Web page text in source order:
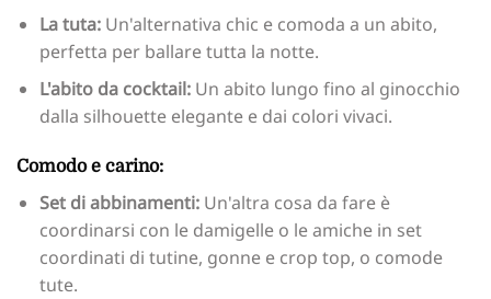
La tuta:Un'alternativa chic e comoda a un abito,
perfetta per ballare tutta la notte.
L'abito da cocktail:Un abito lungo fino al ginocchio
dalla silhouette elegante e dai colori vivaci.
Comodo e carino:
Set di abbinamenti: Un'altra cosa da fare è
coordinarsi con le damigelle o le amiche in set
coordinati di tutine, gonne e crop top, o comode
tute.